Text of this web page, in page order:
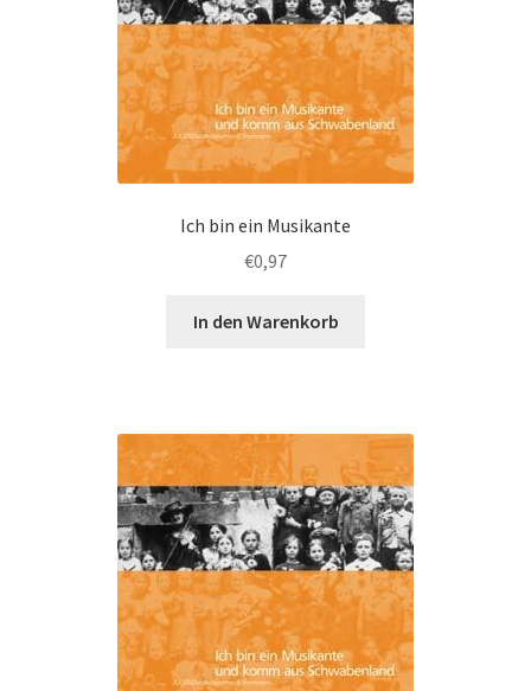
Ich bin ein Musikante
€0,97
In den Warenkorb